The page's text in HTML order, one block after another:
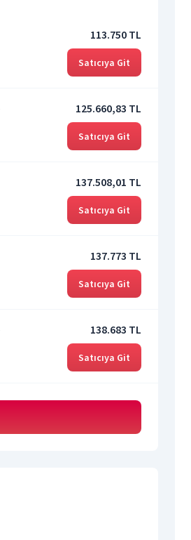
113.750 TL
Satıcıya Git
125.660,83 TL
Satıcıya Git
137.508,01 TL
Satıcıya Git
137.773 TL
Satıcıya Git
138.683 TL
Satıcıya Git